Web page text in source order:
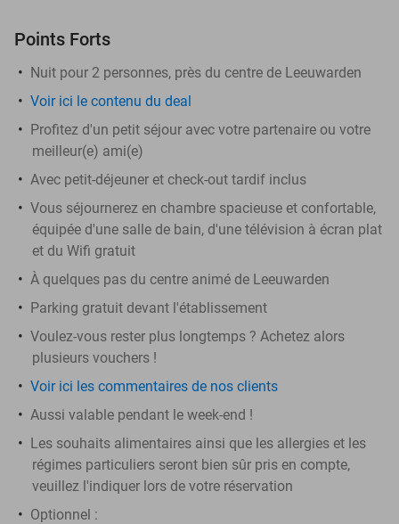
Points Forts
Nuit pour 2 personnes, près du centre de Leeuwarden
Voir ici le contenu du deal
Profitez d'un petit séjour avec votre partenaire ou votre
meilleur(e) ami(e)
Avec petit-déjeuner et check-out tardif inclus
Vous séjournerez en chambre spacieuse et confortable,
équipée d'une salle de bain, d'une télévision à écran plat
et du Wifi gratuit
À quelques pas du centre animé de Leeuwarden
Parking gratuit devant l'établissement
Voulez-vous rester plus longtemps ? Achetez alors
plusieurs vouchers !
Voir ici les commentaires de nos clients
Aussi valable pendant le week-end !
Les souhaits alimentaires ainsi que les allergies et les
régimes particuliers seront bien sûr pris en compte,
veuillez l'indiquer lors de votre réservation
Optionnel :